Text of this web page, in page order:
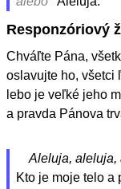
Responzóriový
Chváľte Pána,
oslavujte ho, všetci
lebo je veľké jeho
a pravda Pánova
Aleluja, aleluja,
Kto je moje telo a